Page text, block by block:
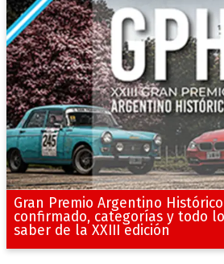
Gran Premio Argentino
confirmado, categorías y todo
saber de la XXIII edición